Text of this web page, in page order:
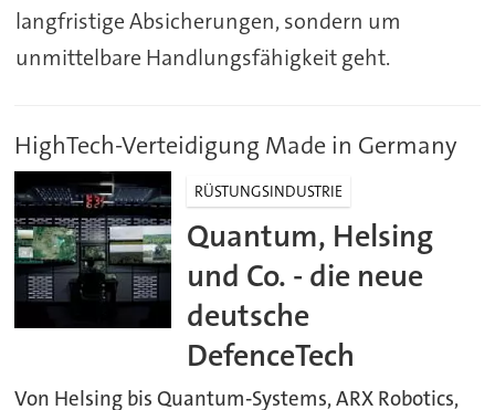
langfristige Absicherungen, sondern um
unmittelbare Handlungsfähigkeit geht.
HighTech-Verteidigung Made in Germany
RÜSTUNGSINDUSTRIE
Quantum, Helsing
und Co. - die neue
deutsche
DefenceTech
Von Helsing bis Quantum‑Systems, ARX Robotics,